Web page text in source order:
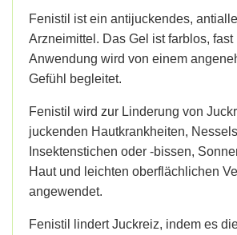
Fenistil ist ein antijuckendes,
Arzneimittel. Das Gel ist farblos,
Anwendung wird von einem
Gefühl begleitet.
Fenistil wird zur Linderung von
juckenden Hautkrankheiten,
Insektenstichen oder -bissen,
Haut und leichten oberflächlichen
angewendet.
Fenistil lindert Juckreiz, indem es